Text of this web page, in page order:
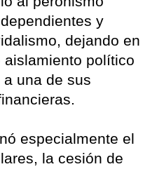
y
dejando en
político
una de sus
especialmente el
la cesión de